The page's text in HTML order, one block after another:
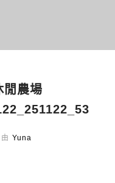
閒農場
Yuna